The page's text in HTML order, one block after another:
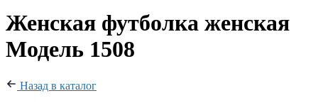
Женская футболка женская
Модель 1508
Назад в каталог